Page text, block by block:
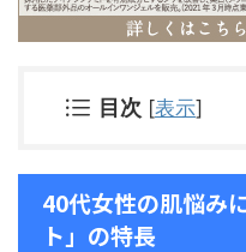
目次 [表示]
40代女性の肌悩み
ト」の特長